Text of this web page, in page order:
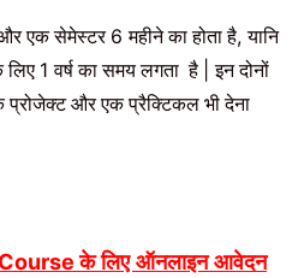
एक सेमेस्टर 6महीने का होता है,यानि
1वर्ष का समय लगता है |इन दोनों
प्रोजेक्ट और एक प्रैक्टिकल भी देना
के लिए ऑनलाइन आवेदन